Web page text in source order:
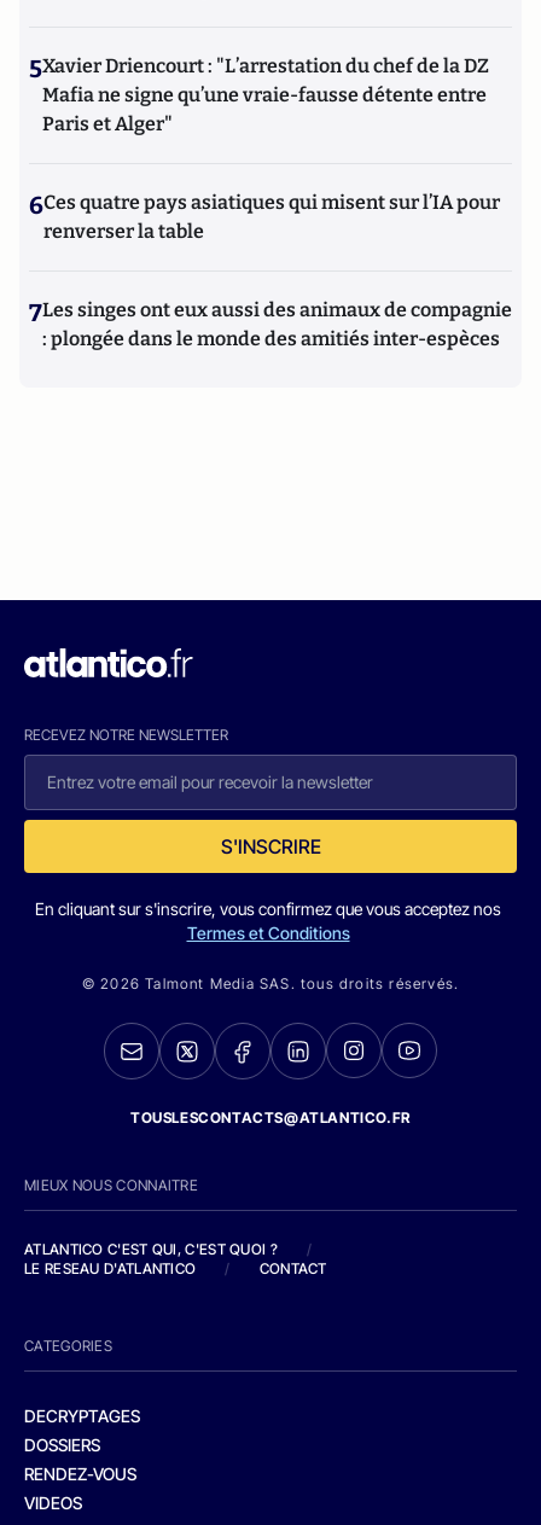
5Xavier Driencourt : "L’arrestation du chef de la DZ
Mafia ne signe qu’une vraie-fausse détente entre
Paris et Alger"
6Ces quatre pays asiatiques qui misent sur l’IA pour
renverser la table
7Les singes ont eux aussi des animaux de compagnie
: plongée dans le monde des amitiés inter-espèces
RECEVEZ NOTRE NEWSLETTER
S'INSCRIRE
En cliquant sur s'inscrire, vous confirmez que vous acceptez nos
Termes et Conditions
© 2026 Talmont Media SAS. tous droits réservés.
TOUSLESCONTACTS@ATLANTICO.FR
MIEUX NOUS CONNAITRE
ATLANTICO C'EST QUI, C'EST QUOI ?
/
LE RESEAU D'ATLANTICO
/ CONTACT
CATEGORIES
DECRYPTAGES
DOSSIERS
RENDEZ-VOUS
VIDEOS